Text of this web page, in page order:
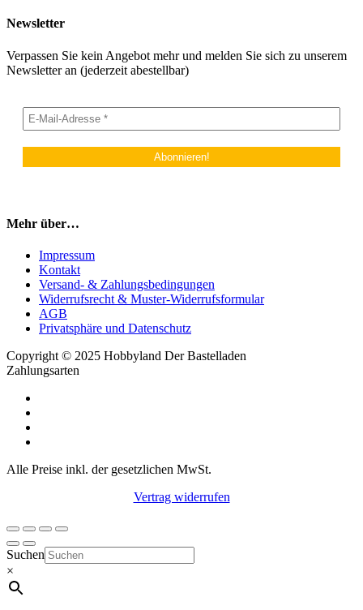
Newsletter
Verpassen Sie kein Angebot mehr und melden Sie sich zu unserem
Newsletter an (jederzeit abestellbar)
Mehr über…
Impressum
Kontakt
Versand- & Zahlungsbedingungen
Widerrufsrecht & Muster-Widerrufsformular
AGB
Privatsphäre und Datenschutz
Copyright © 2025 Hobbyland Der Bastelladen
Zahlungsarten
Alle Preise inkl. der gesetzlichen MwSt.
Vertrag widerrufen
Suchen
×